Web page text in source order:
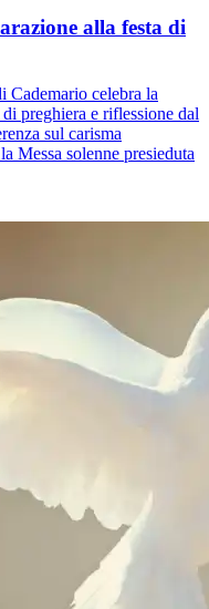
alla festa di
Cademario celebra la
preghiera e riflessione dal
sul carisma
Messa solenne presieduta